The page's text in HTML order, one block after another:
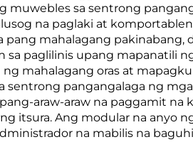
muwebles sa sentrong
na paglaki at
mahalagang pakinabang,
paglilinis upang mapanatili
mahalagang oras at
pangangalaga ng
araw-araw na paggamit na
itsura. Ang modular na anyo
na mabilis na